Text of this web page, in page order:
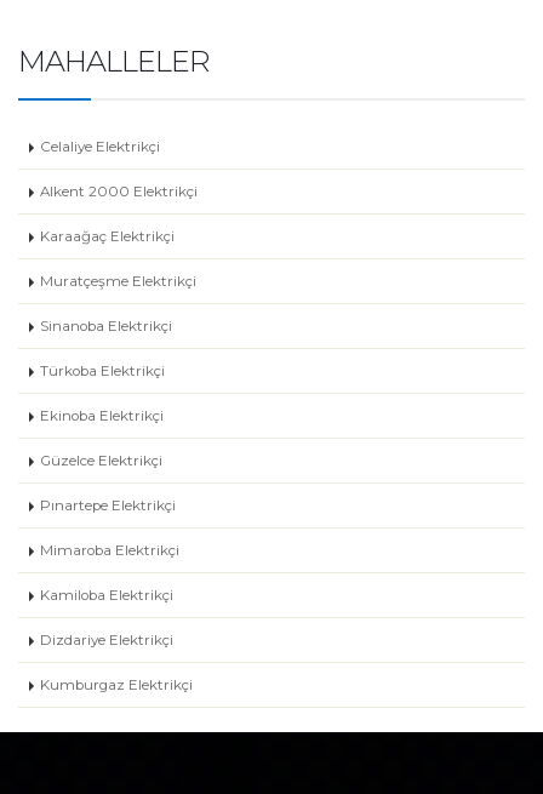
MAHALLELER
Celaliye Elektrikçi
Alkent 2000 Elektrikçi
Karaağaç Elektrikçi
Muratçeşme Elektrikçi
Sinanoba Elektrikçi
Türkoba Elektrikçi
Ekinoba Elektrikçi
Güzelce Elektrikçi
Pınartepe Elektrikçi
Mimaroba Elektrikçi
Kamiloba Elektrikçi
Dizdariye Elektrikçi
Kumburgaz Elektrikçi